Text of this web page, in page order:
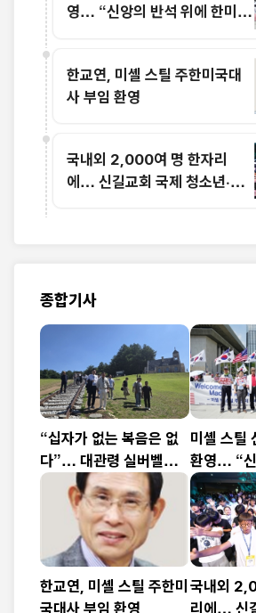
영… “신앙의 반석 위에 한미동
한교연, 미셸 스틸 주한미국대
사 부임 환영
국내외 2,000여 명 한자리
에… 신길교회 국제 청소년·청
종합기사
“십자가 없는 복음은 없
다”… 대관령 실버벨교
회 김은호 목사 특별초청
미셸 스틸
환영… “
에 한미동
대”
한교연, 미셸 스틸 주한미
국대사 부임 환영
국내외
리에… 신